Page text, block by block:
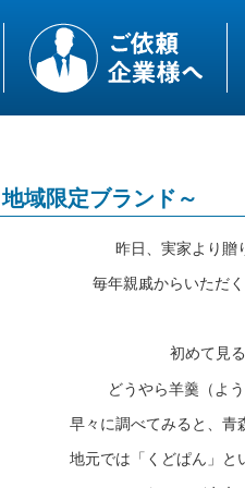
域限定ブランド～
昨日、実家より贈
毎年親戚からいただ
初めて見
どうやら羊羹（よ
早々に調べてみると、青
地元では「くどぱん」と